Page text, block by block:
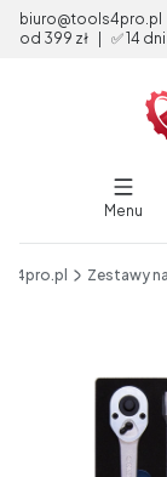
biuro@tools4pro.pl
od 399 zł | ✅ 14
Menu
Zestawy